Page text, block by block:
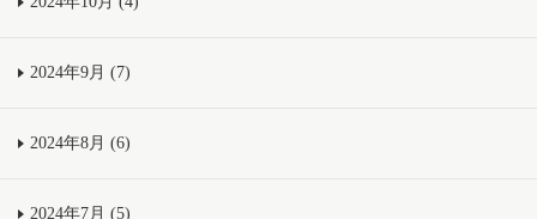
2024年9月 (7)
2024年8月 (6)
2024年7月 (5)